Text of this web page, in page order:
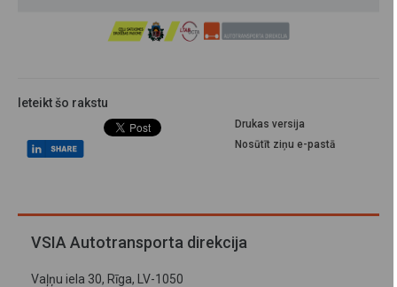
Ieteikt šo rakstu
Drukas versija
Nosūtīt ziņu e-pastā
VSIA Autotransporta direkcija
Vaļņu iela 30, Rīga, LV-1050